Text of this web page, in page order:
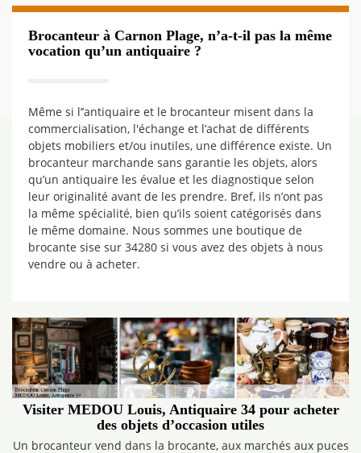
Brocanteur à Carnon Plage, n’a-t-il pas la même
vocation qu’un antiquaire ?
Même si l’’antiquaire et le brocanteur misent dans la
commercialisation, l'échange et l’achat de différents
objets mobiliers et/ou inutiles, une différence existe. Un
brocanteur marchande sans garantie les objets, alors
qu’un antiquaire les évalue et les diagnostique selon
leur originalité avant de les prendre. Bref, ils n’ont pas
la même spécialité, bien qu’ils soient catégorisés dans
le même domaine. Nous sommes une boutique de
brocante sise sur 34280 si vous avez des objets à nous
vendre ou à acheter.
Visiter MEDOU Louis, Antiquaire 34 pour acheter
des objets d’occasion utiles
Un brocanteur vend dans la brocante, aux marchés aux puces